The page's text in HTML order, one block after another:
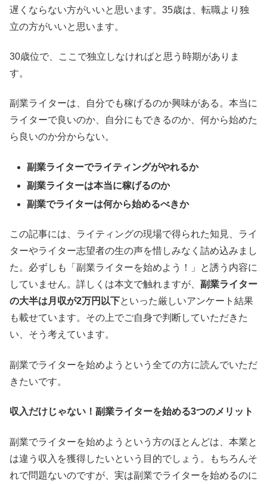
遅くならない方がいいと思います。35歳は、転職より独
立の方がいいと思います。
30歳位で、ここで独立しなければと思う時期がありま
す。
副業ライターは、自分でも稼げるのか興味がある。本当に
ライターで良いのか、自分にもできるのか、何から始めた
ら良いのか分からない。
副業ライターでライティングがやれるか
副業ライターは本当に稼げるのか
副業でライターは何から始めるべきか
この記事には、ライティングの現場で得られた知見、ライ
ターやライター志望者の生の声を惜しみなく詰め込みまし
た。必ずしも「副業ライターを始めよう！」と誘う内容に
していません。詳しくは本文で触れますが、 副業ライター
の大半は月収が2万円以下といった厳しいアンケート結果
も載せています。その上でご自身で判断していただきた
い、そう考えています。
副業でライターを始めようという全ての方に読んでいただ
きたいです。
収入だけじゃない！副業ライターを始める3つのメリット
副業でライターを始めようという方のほとんどは、本業と
は違う収入を獲得したいという目的でしょう。もちろんそ
れで問題ないのですが、実は副業でライターを始めるのに